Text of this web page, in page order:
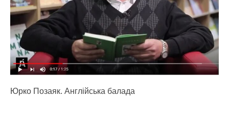
Юрко Позаяк. Англійська балада